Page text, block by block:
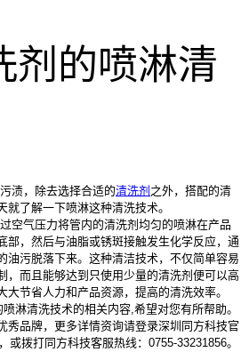
剂的喷淋清
渍，除去选择合适的清洗剂 之外，搭配的清
了解一下喷淋这种清洗技术。
空气压力将管内的清洗剂均匀的喷淋在产品
部，然后与油脂或锈斑接触发生化学反应，通
油污脱落下来。这种清洁技术，不仅简单容易
，而且能够达到只使用少量的清洗剂便可以高
节省人力和产品资源，提高的清洗效率。
喷淋清洗技术的相关内容,希望对您有所帮助。
品牌，更多详情资询请登录深圳同方科技官
拨打同方科技客服热线：0755-33231856。